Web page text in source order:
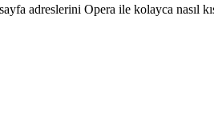
adreslerini Opera ile kolayca nasıl